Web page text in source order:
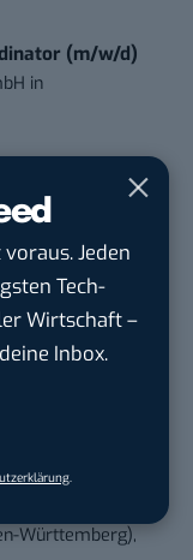
Jeden
Tech-
Wirtschaft –
Inbox.
(m/w/d)
in
& Account Lead
am Main,
Online-
Württemberg),